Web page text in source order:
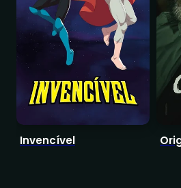
Invencível